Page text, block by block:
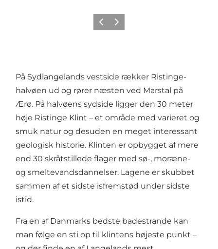
ForrigeNæste
På Sydlangelands vestside rækker Ristinge-
halvøen ud og rører næsten ved Marstal på
Ærø. På halvøens sydside ligger den 30 meter
høje Ristinge Klint – et område med varieret og
smuk natur og desuden en meget interessant
geologisk historie. Klinten er opbygget af mere
end 30 skråtstillede flager med sø-, moræne-
og smeltevandsdannelser. Lagene er skubbet
sammen af et sidste isfremstød under sidste
istid.
Fra en af Danmarks bedste badestrande kan
man følge en sti op til klintens højeste punkt –